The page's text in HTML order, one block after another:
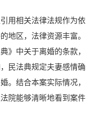
相关法律法规作为依
地区，法律资源丰富。
》中关于离婚的条款，
民法典规定夫妻感情确
。结合本案实际情况，
院能够清晰地看到案件